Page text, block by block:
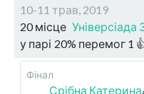
10-11 трав, 2019
20 місце
у парі 20% перемог 1
Фінал
Срібна Катерина